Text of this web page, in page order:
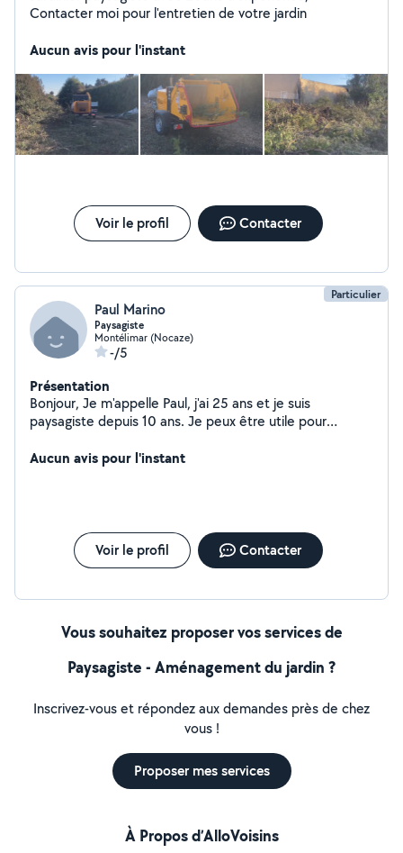
Contacter moi pour l'entretien de votre jardin
Aucun avis pour l'instant
Voir le profil Contacter
Particulier
Paul Marino
Paysagiste
Montélimar (Nocaze)
-/5
Présentation
Bonjour, Je m'appelle Paul, j'ai 25 ans et je suis
paysagiste depuis 10 ans. Je peux être utile pour
haie - taille d'arbuste - débroussaillage - évacuation de
Aucun avis pour l'instant
Voir le profil Contacter
Vous souhaitez proposer vos services de
Paysagiste - Aménagement du jardin ?
Inscrivez-vous et répondez aux demandes près de chez
vous !
Proposer mes services
À Propos d’AlloVoisins